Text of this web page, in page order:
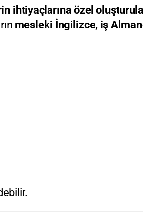
ihtiyaçlarına özel
mesleki İngilizce, iş